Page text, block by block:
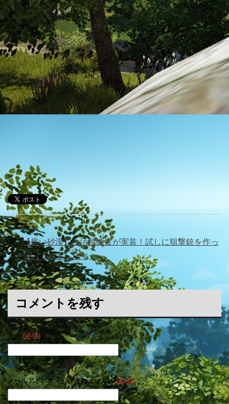
「【黒い砂漠】生活熟練度が実装！試しに狙撃銃を作っ
て使ってみました！」
コメントを残す
名前 (必須)
メールアドレス（公開されません）(必須)